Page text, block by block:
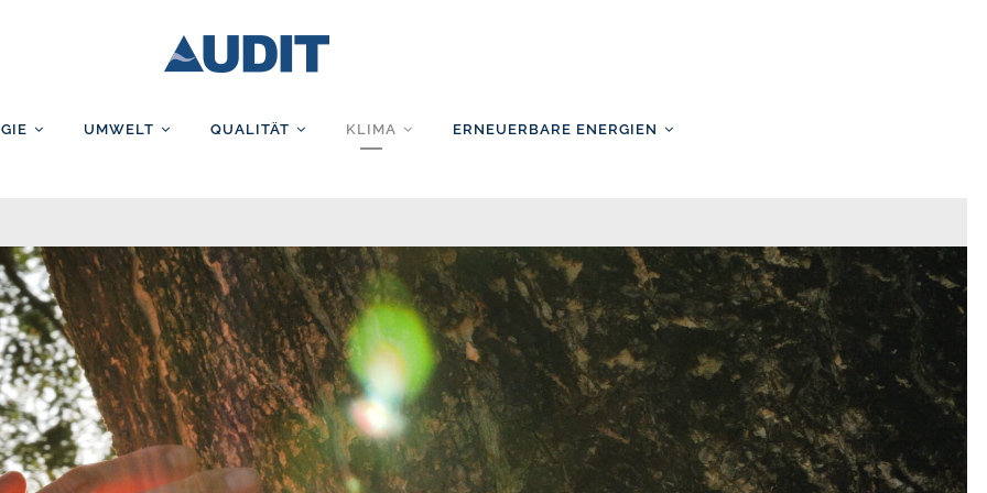
AUDIT GmbH
UMWELT QUALITÄT KLIMA ERNEUERBARE ENERGIEN